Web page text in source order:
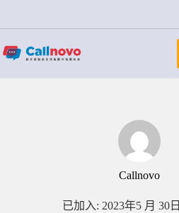
过
容
Callnovo
已加入: 2023年5 月 30日